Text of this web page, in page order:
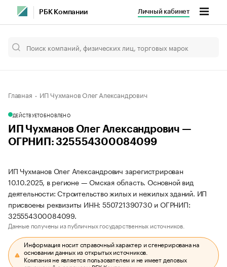
РБК Компании Личный кабинет
Главная ИП Чухманов Олег Александрович
ДЕЙСТВУЕТОБНОВЛЕНО
ИП Чухманов Олег Александрович —
ОГРНИП: 325554300084099
ИП Чухманов Олег Александрович зарегистрирован
10.10.2025, в регионе — Омская область. Основной вид
деятельности: Строительство жилых и нежилых зданий. ИП
присвоены реквизиты ИНН: 550721390730 и ОГРНИП:
325554300084099.
Данные получены из публичных государственных источников.
Информация носит справочный характер и сгенерирована на
основании данных из открытых источников.
Компания не является пользователем и не имеет деловых